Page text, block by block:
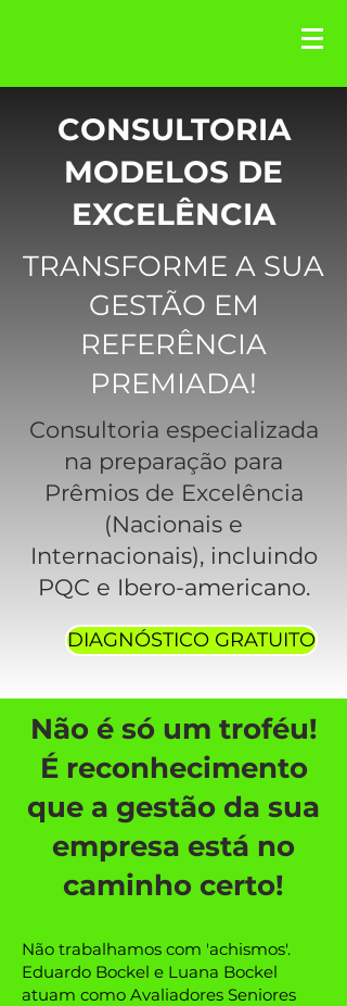
CONSULTORIA
MODELOS DE
EXCELÊNCIA
TRANSFORME A SUA
GESTÃO EM
REFERÊNCIA
PREMIADA!
Consultoria especializada
na preparação para
Prêmios de Excelência
(Nacionais e
Internacionais), incluindo
PQC e Ibero-americano.
DIAGNÓSTICO GRATUITO
Não é só um troféu!
É reconhecimento
que a gestão da sua
empresa está no
caminho certo!
Não trabalhamos com 'achismos'.
Eduardo Bockel e Luana Bockel
atuam como Avaliadores Seniores